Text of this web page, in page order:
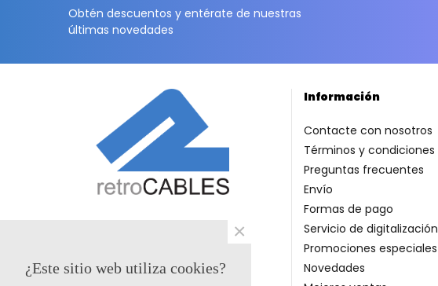
Obtén descuentos y entérate de nuestras
últimas novedades
Información
Contacte con nosotros
Términos y condiciones
Preguntas frecuentes
Envío
Formas de pago
Servicio de digitalización
Promociones especiales
Novedades
¿Este sitio web utiliza cookies?
×